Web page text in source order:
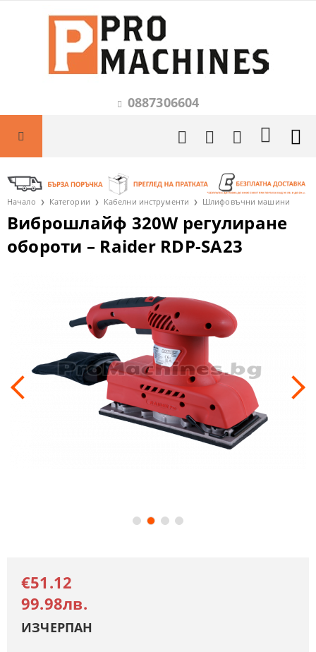
0887306604
Начало Категории Кабелни инструменти Шлифовъчни машини
Виброшлайф 320W регулиране
обороти – Raider RDP-SA23
€51.12
99.98лв.
ИЗЧЕРПАН